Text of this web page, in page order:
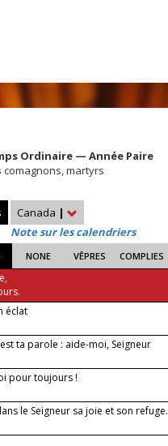
Ordinaire — Année Paire
comagnons, martyrs
Canada |
Note sur les calendriers
NONE VÊPRES COMPLIES
éclat
ta parole : aide-moi, Seigneur
pour toujours !
le Seigneur sa joie et son refuge.